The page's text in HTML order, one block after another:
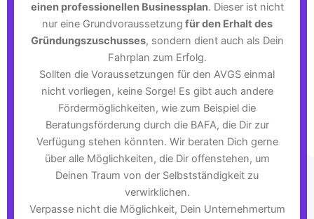
einen professionellen Businessplan. Dieser ist nicht
nur eine Grundvoraussetzung für den Erhalt des
Gründungszuschusses, sondern dient auch als Dein
Fahrplan zum Erfolg.
Sollten die Voraussetzungen für den AVGS einmal
nicht vorliegen, keine Sorge! Es gibt auch andere
Fördermöglichkeiten, wie zum Beispiel die
Beratungsförderung durch die BAFA, die Dir zur
Verfügung stehen könnten. Wir beraten Dich gerne
über alle Möglichkeiten, die Dir offenstehen, um
Deinen Traum von der Selbstständigkeit zu
verwirklichen.
Verpasse nicht die Möglichkeit, Dein Unternehmertum